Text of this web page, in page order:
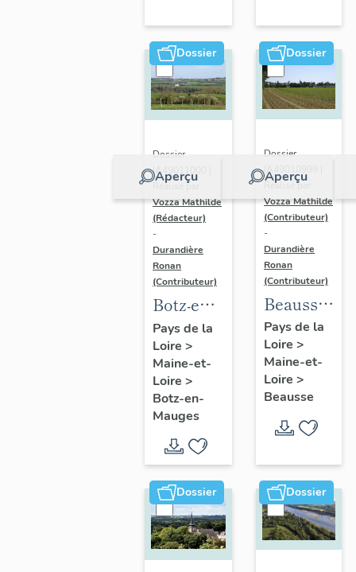
Dossier
Aperçu
Dossier
IA49011000 |
Réalisé par
Vozza Mathilde
(Rédacteur)
-
Durandière
Ronan
(Contributeur)
Botz-en-
Mauges :
présentation
de la
commune
Pays de la
Loire >
Maine-et-
Loire >
Botz-en-
Mauges
Dossier
Aperçu
Dossier
IA49010999 |
Réalisé par
Vozza Mathilde
(Contributeur)
-
Durandière
Ronan
(Contributeur)
Beausse :
de la
commune
Pays de la
Loire >
Maine-et-
Loire >
Beausse
Dossier Dossier